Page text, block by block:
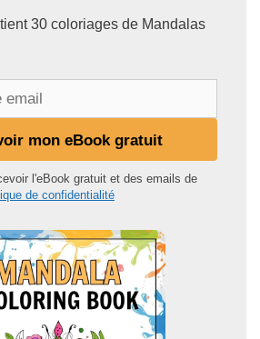
30 coloriages de Mandalas
mon eBook gratuit
l'eBook gratuit et des emails de
de confidentialité